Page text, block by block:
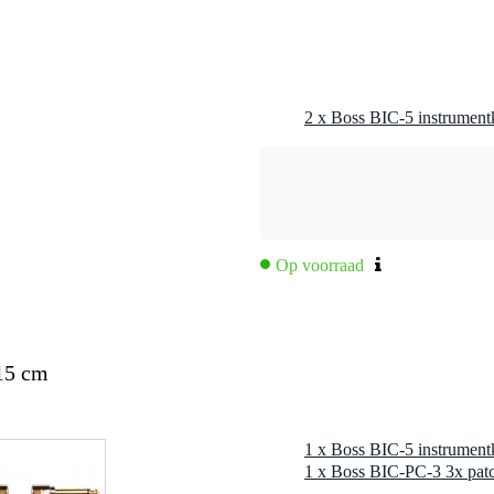
koper (OHFC)
copper shield) voor optimale bescherming tegen ruis
voor optimale flexibiliteit en duurzaamheid
(1/4 inch), gold plated
2 x Boss BIC-5
Op voorraad
cm
1 x Boss BIC-5
1 x Boss BIC-PC-3 3x